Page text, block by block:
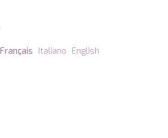
Français Italiano English